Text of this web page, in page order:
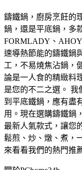
鑄鐵鍋，廚房烹飪的
鍋，還是平底鍋，多
FORMLADY、
速導熱節能的鑄鐵鍋
工，不易燒焦沾鍋，
論是一人食的精緻料
是您的不二之選。 我
到平底鐵鍋，應有盡
用。現在選購鑄鐵鍋
最新人氣款式，讓您
鬆煎、炒、燉、煮，
來看看我們的熱門推